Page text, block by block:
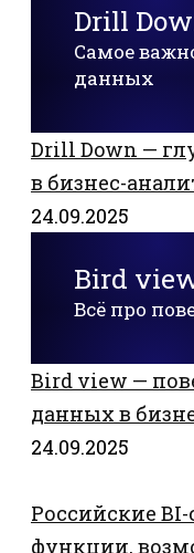
Drill
Самое
данных
Drill Down —
в бизнес-
24.09.2025
Bird
Всё про
Bird view —
данных в
24.09.2025
Российские
функции,